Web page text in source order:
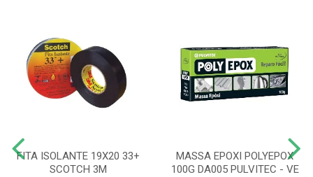
FITA ISOLANTE 19X20 33+
SCOTCH 3M
MASSA EPOXI POLYEPOX
100G DA005 PULVITEC - VE